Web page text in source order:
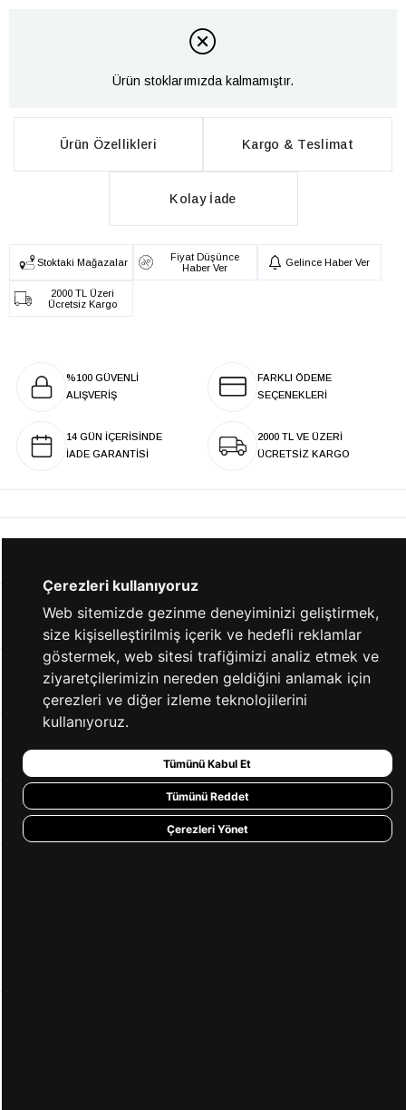
Ürün stoklarımızda kalmamıştır.
Ürün Özellikleri Kargo & Teslimat
Kolay İade
Stoktaki Mağazalar
Fiyat Düşünce
Haber Ver
Gelince Haber Ver
2000 TL Üzeri
Ücretsiz Kargo
%100 GÜVENLİ
ALIŞVERİŞ
FARKLI ÖDEME
SEÇENEKLERİ
14 GÜN İÇERİSİNDE
İADE GARANTİSİ
2000 TL VE ÜZERİ
ÜCRETSİZ KARGO
KATEGORİLER
YARDIM
HIZLI ERİŞİM
Çerezleri kullanıyoruz
Web sitemizde gezinme deneyiminizi geliştirmek,
size kişiselleştirilmiş içerik ve hedefli reklamlar
göstermek, web sitesi trafiğimizi analiz etmek ve
ziyaretçilerimizin nereden geldiğini anlamak için
çerezleri ve diğer izleme teknolojilerini
kullanıyoruz.
Tümünü Kabul Et
Tümünü Reddet
Çerezleri Yönet